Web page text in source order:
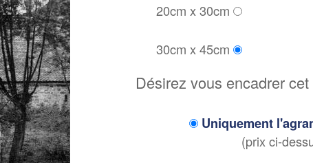
20cm x 30cm
30cm x 45cm
Désirez vous encadrer
Uniquement
(prix ci-